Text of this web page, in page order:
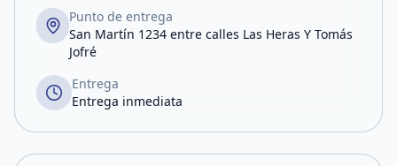
Punto de entrega
San Martín 1234 entre calles Las Heras Y Tomás
Jofré
Entrega
Entrega inmediata